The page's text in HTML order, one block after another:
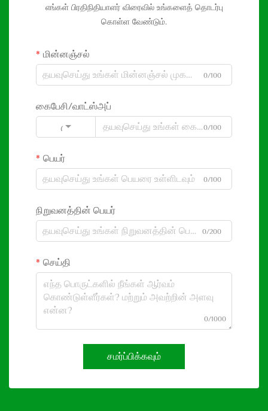
எங்கள் பிரதிநிதியாளர் விரைவில் உங்களைத் தொடர்பு
கொள்ள வேண்டும்.
மின்னஞ்சல்
0/100
கைபேசி/வாட்ஸ்அப்
Code 0/100
பெயர்
0/100
நிறுவனத்தின் பெயர்
0/200
செய்தி
0/1000
சமர்ப்பிக்கவும்